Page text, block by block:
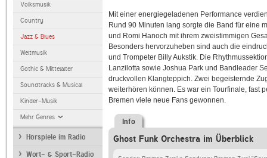
Volksmusik
Country
Jazz & Blues
Weltmusik
Gothic & Mittelalter
Soundtracks & Musical
Kinder-Musik
Mehr Genres
Hörspiele im Radio
Wort- & Sport-Radio
Mit einer energiegeladenen Performance
Rund 90 Minuten lang sorgte die Band für eine
und Romi Hanoch mit ihrem zweistimmigen
Besonders hervorzuheben sind auch die
und Trompeter Billy Aukstik. Die
Lanzilotta sowie Joshua Park und Bandleader
druckvollen Klangteppich. Zwei begeisternde
weiterhören können. Es war ein Tourfinale, fast
Bremen viele neue Fans gewonnen.
Info
Ghost Funk Orchestra im Überblick